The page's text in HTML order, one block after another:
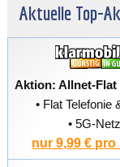
Aktuelle Top-
Aktion: Allnet-Flat
• Flat Telefonie
• 5G-Netz
nur 9,99 € pro